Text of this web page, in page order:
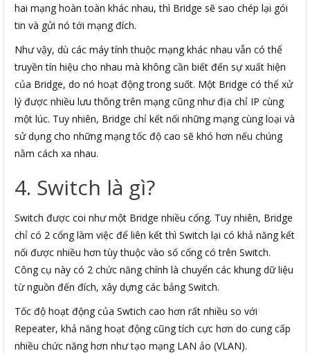
hai mạng hoàn toàn khác nhau, thì Bridge sẽ sao chép lại gói
tin và gửi nó tới mạng đích.
Như vậy, dù các máy tính thuộc mạng khác nhau vẫn có thể
truyền tín hiệu cho nhau mà không cần biết đến sự xuất hiện
của Bridge, do nó hoạt động trong suốt. Một Bridge có thể xử
lý được nhiều lưu thông trên mạng cũng như địa chỉ IP cùng
một lúc. Tuy nhiên, Bridge chỉ kết nối những mạng cùng loại và
sử dụng cho những mạng tốc độ cao sẽ khó hơn nếu chúng
nằm cách xa nhau.
4. Switch là gì?
Switch được coi như một Bridge nhiều cổng. Tuy nhiên, Bridge
chỉ có 2 cổng làm việc để liên kết thì Switch lại có khả năng kết
nối được nhiều hơn tùy thuộc vào số cổng có trên Switch.
Công cụ này có 2 chức năng chính là chuyển các khung dữ liệu
từ nguồn đến đích, xây dựng các bảng Switch.
Tốc độ hoạt động của Swtich cao hơn rất nhiều so với
Repeater, khả năng hoạt động cũng tích cực hơn do cung cấp
nhiều chức năng hơn như tạo mạng LAN ảo (VLAN).